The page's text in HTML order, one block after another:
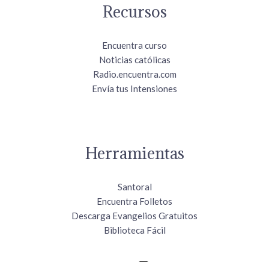
Recursos
Encuentra curso
Noticias católicas
Radio.encuentra.com
Envía tus Intensiones
Herramientas
Santoral
Encuentra Folletos
Descarga Evangelios Gratuitos
Biblioteca Fácil